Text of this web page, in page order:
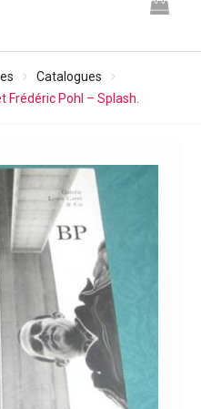
Catalogues
Frédéric Pohl – Splash.